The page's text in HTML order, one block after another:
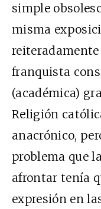
simple
misma
reiteradamente
franquista
(académica)
Religión
anacrónico,
problema que la
afrontar tenía
expresión en